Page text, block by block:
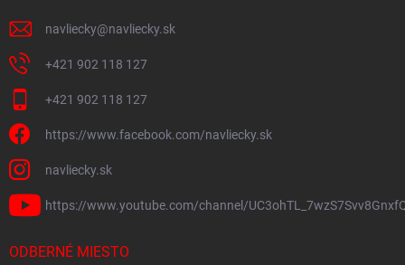
navliecky@navliecky.sk
+421 902 118 127
+421 902 118 127
https://www.facebook.com/navliecky.sk
navliecky.sk
https://www.youtube.com/channel/
ODBERNÉ MIESTO